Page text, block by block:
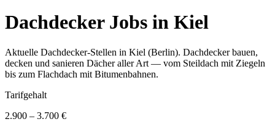
DachdeckerJobs in Kiel
Aktuelle Dachdecker-Stellen in Kiel (Berlin). Dachdecker bauen,
decken und sanieren Dächer aller Art — vom Steildach mit Ziegeln
bis zum Flachdach mit Bitumenbahnen.
Tarifgehalt
2.900 – 3.700 €